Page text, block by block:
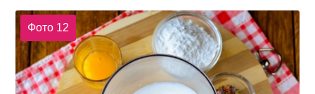
Фото 12